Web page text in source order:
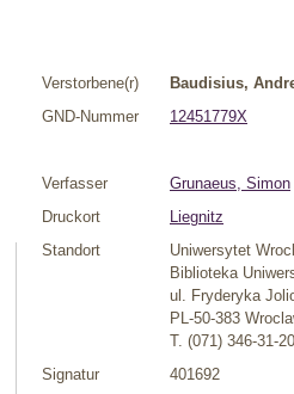
Verstorbene(r)
Baudisius,
GND-Nummer
12451779X
Verfasser
Grunaeus, Simon
Druckort
Liegnitz
Standort
Uniwersytet
Biblioteka
ul. Fryderyka
PL-50-383
T. (071) 346-31-20
Signatur
401692